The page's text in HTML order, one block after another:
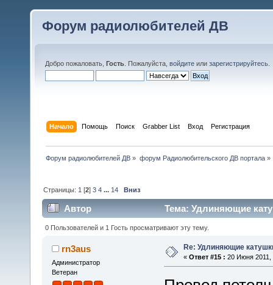
Форум радиолюбителей ДВ
Добро пожаловать, Гость . Пожалуйста, войдите или зарегистрируйтесь
Начало Помощь Поиск Grabber List Вход Регистрация
Форум радиолюбителей ДВ » форум Радиолюбительского ДВ портала»
Страницы: 1 [2]3 4 ... 14 Вниз
Автор Тема: Удлиняющие
0 Пользователей и 1 Гость просматривают эту тему.
rn3aus
Администратор
Ветеран
Re: Удлиняющие
« Ответ #15 : 20 Июня 2011,